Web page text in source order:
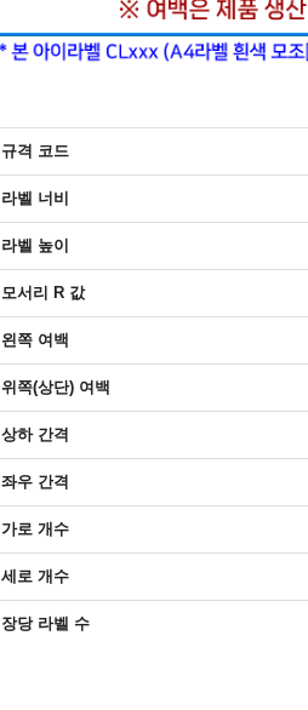
규격 코드
라벨 너비
라벨 높이
모서리 R 값
왼쪽 여백
위쪽(상단) 여백
상하 간격
좌우 간격
가로 개수
세로 개수
장당 라벨 수